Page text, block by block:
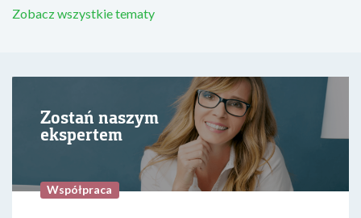
Zobacz wszystkie tematy
Zostań naszym
ekspertem
Współpraca